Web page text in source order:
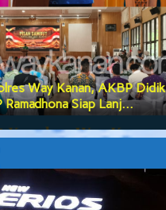
Way Kanan, AKBP Didik
Siap Lanj…